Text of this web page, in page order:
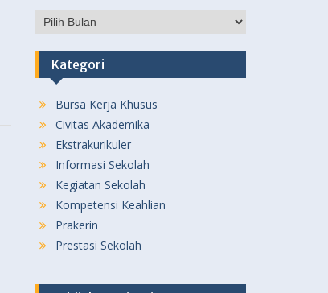
Pos
Kategori
Bursa Kerja Khusus
Civitas Akademika
Ekstrakurikuler
Informasi Sekolah
Kegiatan Sekolah
Kompetensi Keahlian
Prakerin
Prestasi Sekolah